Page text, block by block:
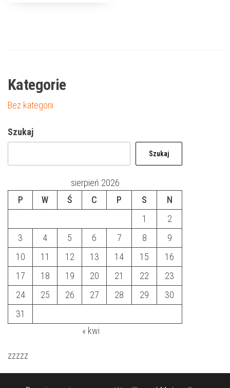
Kategorie
Bez kategorii
Szukaj
Szukaj
sierpień 2026
P
W Ś C P S
N
1
2
3
4 5 6 7 8
9
10
11 12 13 14 15
16
17
18 19 20 21 22
23
24
25 26 27 28 29
30
31
« kwi
zzzzz